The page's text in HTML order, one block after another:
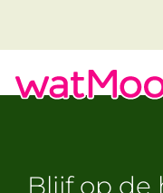
Blijf op de